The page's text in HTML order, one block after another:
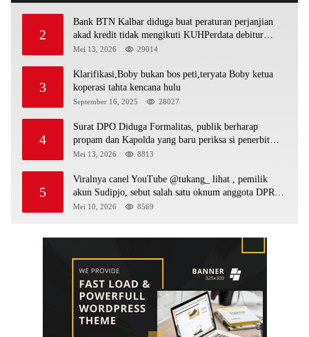
2
Bank BTN Kalbar diduga buat peraturan perjanjian
akad kredit tidak mengikuti KUHPerdata debitur
awam di bentur dengan aturan diduga tanpa dasar
Mei 13, 2026 29014
3
Klarifikasi,Boby bukan bos peti,teryata Boby ketua
koperasi tahta kencana hulu
September 16, 2025 28027
4
Surat DPO Diduga Formalitas, publik berharap
propam dan Kapolda yang baru periksa si penerbit
surat serta Aph diduga lepaskan DPO
Mei 13, 2026 8813
5
Viralnya canel YouTube @tukang_ lihat , pemilik
akun Sudipjo, sebut salah satu oknum anggota DPRD
mempawah terlibat sebagai cukong peti Kapolda yang
Mei 10, 2026 8569